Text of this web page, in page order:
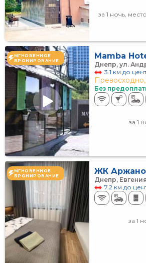
за 1 ночь,
МГНОВЕННОЕ
БРОНИРОВАНИЕ
Mamba
Днепр, ул.
3.1 км до
Превосходно,
Без
за 1
МГНОВЕННОЕ
БРОНИРОВАНИЕ
ЖК
Днепр,
7.2 км до
за 1